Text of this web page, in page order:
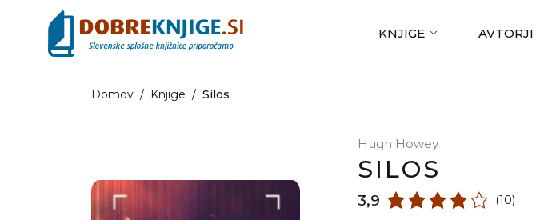
KNJIGE AVTORJI
Domov / Knjige / Silos
Hugh Howey
SILOS
3,9 (10)